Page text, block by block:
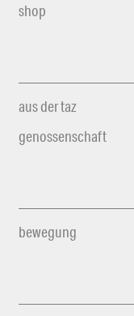
shop
aus der taz
genossenschaft
bewegung